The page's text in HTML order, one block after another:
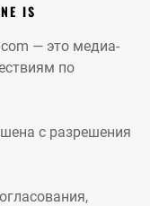
IS
— это медиа-
по
с разрешения